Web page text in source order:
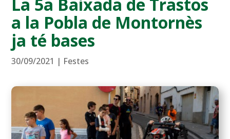
a la Pobla de Montornès
ja té bases
30/09/2021 | Festes